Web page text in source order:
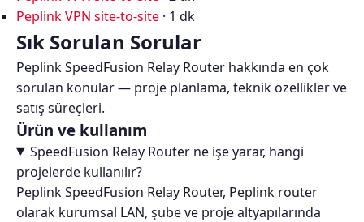
Peplink VPN site-to-site · 1 dk
Sık Sorulan Sorular
Peplink SpeedFusion Relay Router hakkında en çok
sorulan konular — proje planlama, teknik özellikler ve
satış süreçleri.
Ürün ve kullanım
SpeedFusion Relay Router ne işe yarar, hangi
projelerde kullanılır?
Peplink SpeedFusion Relay Router, Peplink router
olarak kurumsal LAN, şube ve proje altyapılarında